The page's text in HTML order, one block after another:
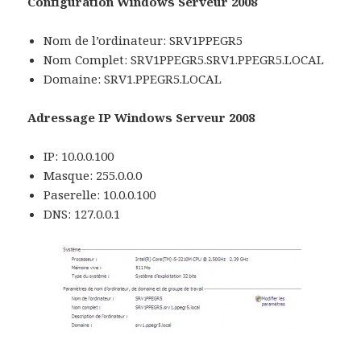
Nom de l’ordinateur: SRV1PPEGR5
Nom Complet: SRV1PPEGR5.SRV1.PPEGR5.LOCAL
Domaine: SRV1.PPEGR5.LOCAL
Adressage IP Windows Serveur 2008
IP: 10.0.0.100
Masque: 255.0.0.0
Paserelle: 10.0.0.100
DNS: 127.0.0.1